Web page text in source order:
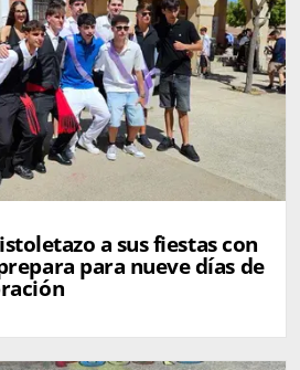
a sus fiestas con
para nueve días de